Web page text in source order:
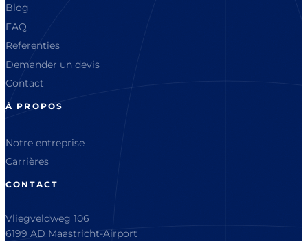
Blog
FAQ
Referenties
Demander un devis
Contact
À PROPOS
Notre entreprise
Carrières
CONTACT
Vliegveldweg 106
6199 AD Maastricht-Airport